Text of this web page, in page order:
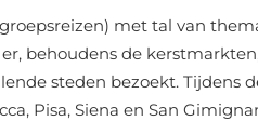
met tal van
behoudens de
steden bezoekt. Tijdens
Pisa, Siena en San